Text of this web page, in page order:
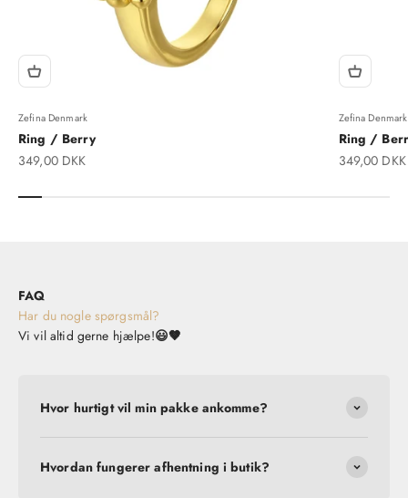
Zefina Denmark
Ring / Berry
Salgspris
349,00 DKK
Zefina Denmark
Ring /
Salgspris
349,00 DKK
FAQ
Har du nogle spørgsmål?
Vi vil altid gerne hjælpe!😃🤎
Hvor hurtigt vil min pakke ankomme?
Hvordan fungerer afhentning i butik?